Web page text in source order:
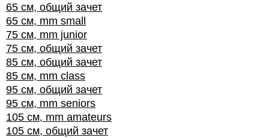
65 см, общий зачет
65 см, mm small
75 см, mm junior
75 см, общий зачет
85 см, общий зачет
85 см, mm class
95 см, общий зачет
95 см, mm seniors
105 см, mm amateurs
105 см, общий зачет